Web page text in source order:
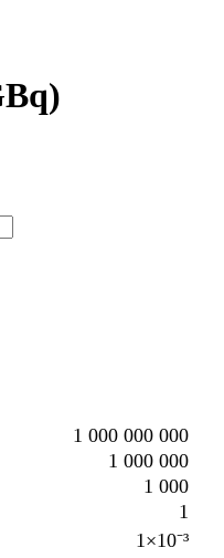
1 000 000 000
1 000 000
1 000
1
1×10⁻³